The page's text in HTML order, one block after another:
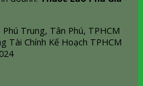
Trung, Tân Phú, TPHCM
Tài Chính Kế Hoạch TPHCM